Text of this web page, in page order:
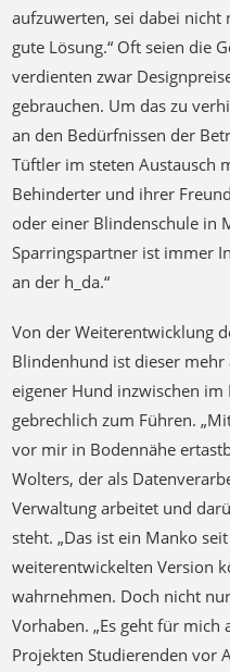
Spurhalteassistenten im
ohne große Ansagen. Die
aufzuwerten, sei dabei nicht
gute Lösung.“ Oft seien die
verdienten zwar
gebrauchen. Um das zu
an den Bedürfnissen der
Tüftler im steten Austausch
Behinderter und ihrer
oder einer Blindenschule in
an der h_da.“
Von der Weiterentwicklung
Blindenhund ist dieser mehr
eigener Hund inzwischen
gebrechlich zum Führen.
vor mir in Bodennähe
Wolters, der als
Verwaltung arbeitet und
steht. „Das ist ein Manko
weiterentwickelten Version
wahrnehmen. Doch nicht